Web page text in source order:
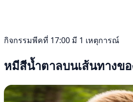
กิจกรรมพีคที่ 17:00 มี 1 เหตุการณ์
หมีสีน้ำตาลบนเส้นทางข